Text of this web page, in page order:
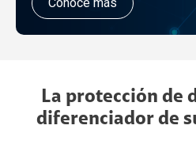
La protección de
diferenciador de